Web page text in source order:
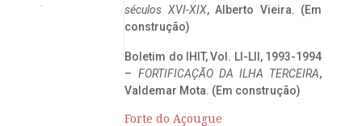
séculos XVI-XIX, Alberto Vieira. (Em
construção)
Boletim do IHIT, Vol. LI-LII, 1993-1994
– FORTIFICAÇÃO DA ILHA TERCEIRA,
Valdemar Mota. (Em construção)
Forte do Açougue